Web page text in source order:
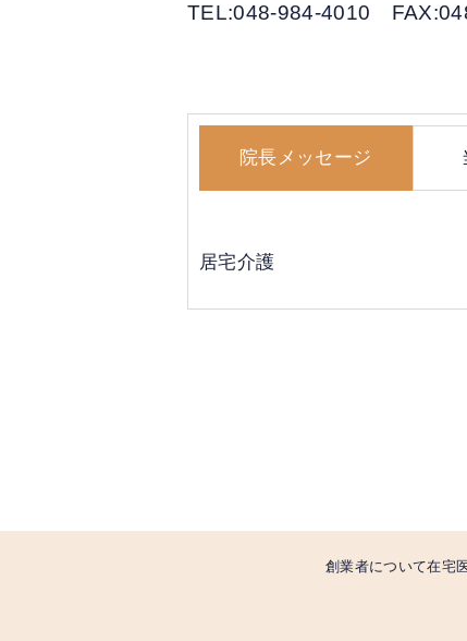
TEL:048-984-4010
院長メッセージ
居宅介護
創業者について在宅